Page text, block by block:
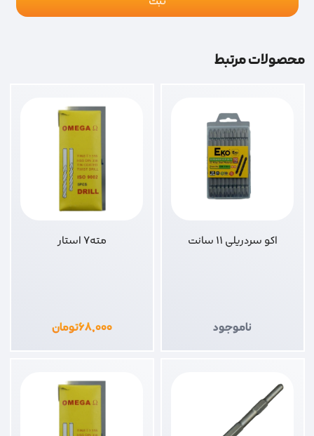
محصولات مرتبط
اکو سردریلی 11 سانت
ناموجود
مته7 استار
۶۸,۰۰۰تومان